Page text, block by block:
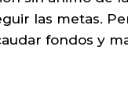
las metas.
fondos y